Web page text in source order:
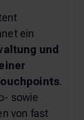
ein
und
.
sowie
von fast